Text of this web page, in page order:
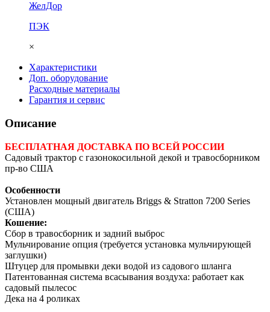
ЖелДор
ПЭК
×
Характеристики
Доп. оборудование
Расходные материалы
Гарантия и сервис
Описание
БЕСПЛАТНАЯ ДОСТАВКА ПО ВСЕЙ РОССИИ
Садовый трактор с газонокосильной декой и травосборником
пр-во США
Особенности
Установлен мощный двигатель Briggs & Stratton 7200 Series
(США)
Кошение:
Сбор в травосборник и задний выброс
Мульчирование опция (требуется установка мульчирующей
заглушки)
Штуцер для промывки деки водой из садового шланга
Патентованная система всасывания воздуха: работает как
садовый пылесос
Дека на 4 роликах